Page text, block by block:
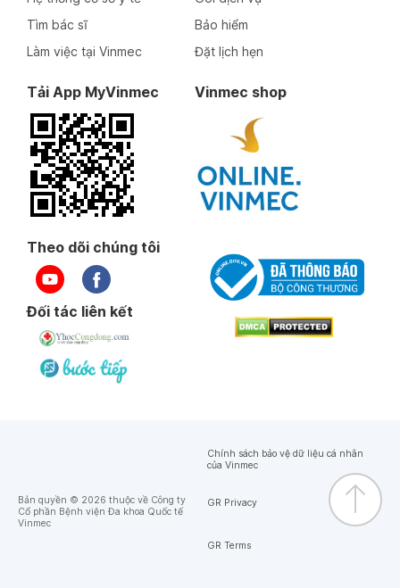
Tìm bác sĩ
Làm việc tại Vinmec
Bảo hiểm
Đặt lịch hẹn
Tải App MyVinmec Vinmec shop
Theo dõi chúng tôi
Đối tác liên kết
Bản quyền © 2026 thuộc về Công ty
Cổ phần Bệnh viện Đa khoa Quốc tế
Vinmec
Chính sách bảo vệ dữ liệu cá nhân
của Vinmec
GR Privacy
GR Terms